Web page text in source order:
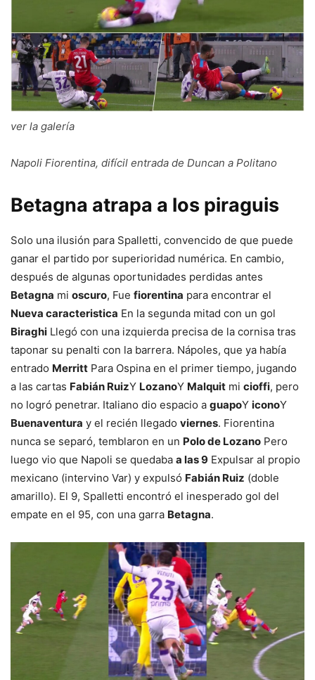
ver la galería
Napoli Fiorentina, difícil entrada de Duncan a Politano
Betagna atrapa a los piraguis
Solo una ilusión para Spalletti, convencido de que puede
ganar el partido por superioridad numérica. En cambio,
después de algunas oportunidades perdidas antes
Betagna mi oscuro, Fue fiorentina para encontrar el
Nueva caracteristica En la segunda mitad con un gol
Biraghi Llegó con una izquierda precisa de la cornisa tras
taponar su penalti con la barrera. Nápoles, que ya había
entrado Merritt Para Ospina en el primer tiempo, jugando
a las cartas Fabián RuizY LozanoY Malquit mi cioffi, pero
no logró penetrar. Italiano dio espacio a guapoY iconoY
Buenaventura y el recién llegado viernes. Fiorentina
nunca se separó, temblaron en un Polo de Lozano Pero
luego vio que Napoli se quedaba a las 9 Expulsar al propio
mexicano (intervino Var) y expulsó Fabián Ruiz (doble
amarillo). El 9, Spalletti encontró el inesperado gol del
empate en el 95, con una garra Betagna.